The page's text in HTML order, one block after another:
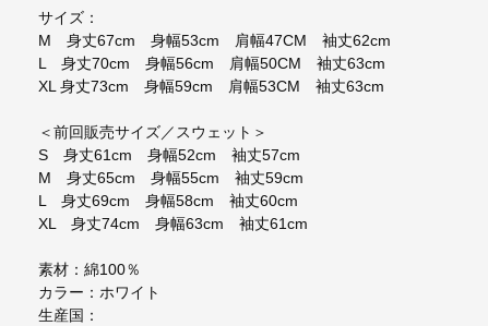
サイズ：
M 身丈67cm 身幅53cm 肩幅47CM 袖丈62cm
L 身丈70cm 身幅56cm 肩幅50CM 袖丈63cm
XL 身丈73cm 身幅59cm 肩幅53CM 袖丈63cm
＜前回販売サイズ／スウェット＞
S 身丈61cm 身幅52cm 袖丈57cm
M 身丈65cm 身幅55cm 袖丈59cm
L 身丈69cm 身幅58cm 袖丈60cm
XL 身丈74cm 身幅63cm 袖丈61cm
素材：綿100％
カラー：ホワイト
生産国：